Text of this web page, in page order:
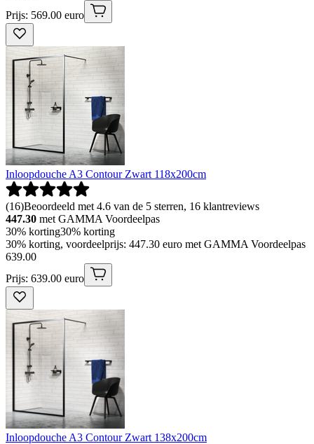
Prijs: 569.00 euro
Inloopdouche A3 Contour Zwart 118x200cm
(16)Beoordeeld met 4.6 van de 5 sterren, 16 klantreviews
447.30 met GAMMA Voordeelpas
30% korting30% korting
30% korting, voordeelprijs: 447.30 euro met GAMMA Voordeelpas
639.00
Prijs: 639.00 euro
Inloopdouche A3 Contour Zwart 138x200cm